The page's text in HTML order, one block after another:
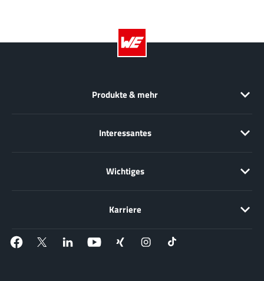
Produkte & mehr
Interessantes
Wichtiges
Karriere